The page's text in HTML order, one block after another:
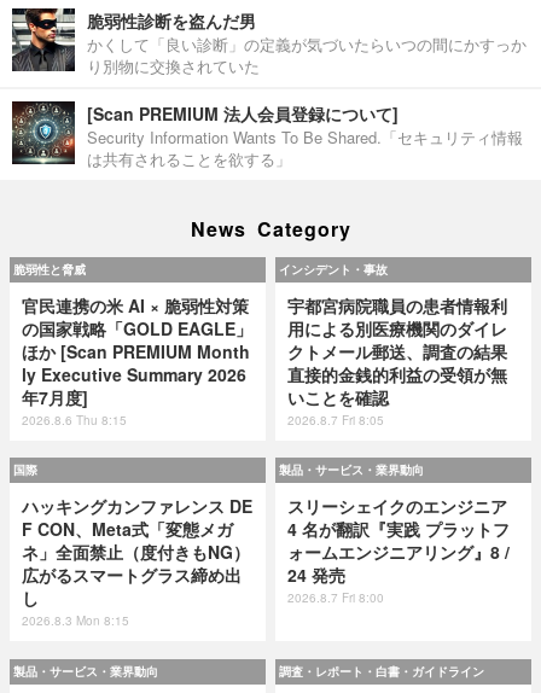
脆弱性診断を盗んだ男
かくして「良い診断」の定義が気づいたらいつの間にかすっか
り別物に交換されていた
[Scan PREMIUM 法人会員登録について]
Security Information Wants To Be Shared.「セキュリティ情報
は共有されることを欲する」
News Category
脆弱性と脅威
官民連携の米 AI × 脆弱性対策
の国家戦略「GOLD EAGLE」
ほか [Scan PREMIUM Month
ly Executive Summary 2026
年7月度]
2026.8.6 Thu 8:15
インシデント・事故
宇都宮病院職員の患者情報利
用による別医療機関のダイレ
クトメール郵送、調査の結果
直接的金銭的利益の受領が無
いことを確認
2026.8.7 Fri 8:05
国際
ハッキングカンファレンス DE
F CON、Meta式「変態メガ
ネ」全面禁止（度付きもNG）
広がるスマートグラス締め出
し
2026.8.3 Mon 8:15
製品・サービス・業界動向
スリーシェイクのエンジニア
4 名が翻訳『実践 プラットフ
ォームエンジニアリング』8 /
24 発売
2026.8.7 Fri 8:00
製品・サービス・業界動向 調査・レポート・白書・ガイドライン